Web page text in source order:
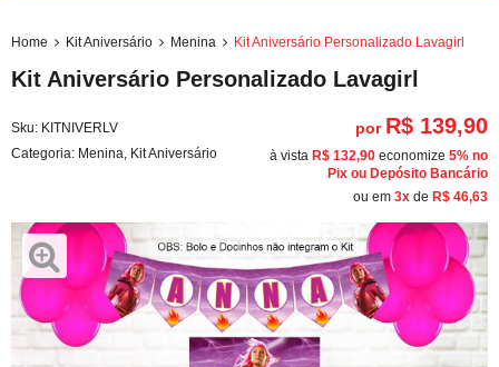
Home Kit Aniversário Menina Kit Aniversário Personalizado Lavagirl
Kit Aniversário Personalizado Lavagirl
Sku: KITNIVERLV
Categoria: Menina Kit Aniversário
por R$ 139,90
à vista R$ 132,90 economize 5% no
Pix ou Depósito Bancário
ou em 3x de R$ 46,63